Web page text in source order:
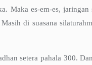
Maka es-em-es,
di suasana
setera pahala 300.